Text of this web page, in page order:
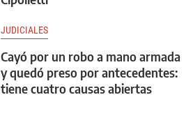
JUDICIALES
Cayó por un robo a mano armada
y quedó preso por antecedentes:
tiene cuatro causas abiertas